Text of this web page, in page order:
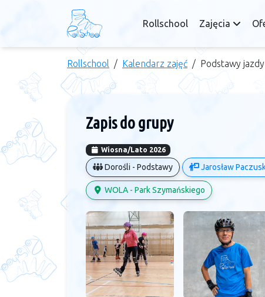
Rollschool Zajęcia
Rollschool Kalendarz zajęć Podstawy
Zapis do grupy
Wiosna/Lato 2026
Dorośli - Podstawy Jarosław
WOLA - Park Szymańskiego